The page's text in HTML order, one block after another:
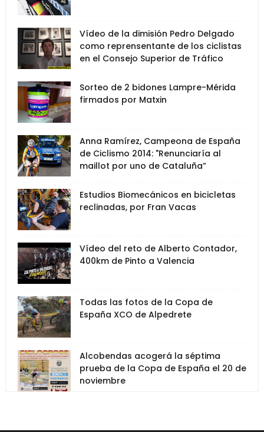
Vídeo de la dimisión Pedro Delgado
como reprensentante de los ciclistas
en el Consejo Superior de Tráfico
Sorteo de 2 bidones Lampre-Mérida
firmados por Matxin
Anna Ramírez, Campeona de España
de Ciclismo 2014: "Renunciaría al
maillot por uno de Cataluña”
Estudios Biomecánicos en bicicletas
reclinadas, por Fran Vacas
Vídeo del reto de Alberto Contador,
400km de Pinto a Valencia
Todas las fotos de la Copa de
España XCO de Alpedrete
Alcobendas acogerá la séptima
prueba de la Copa de España el 20 de
noviembre